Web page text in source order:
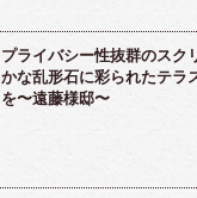
プライバシー性抜群のスク
かな乱形石に彩られたテラ
を〜遠藤様邸〜